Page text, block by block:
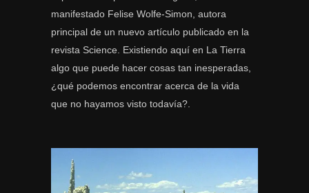
manifestado Felise Wolfe-Simon, autora
principal de un nuevo artículo publicado en la
revista Science. Existiendo aquí en La Tierra
algo que puede hacer cosas tan inesperadas,
¿qué podemos encontrar acerca de la vida
que no hayamos visto todavía?.